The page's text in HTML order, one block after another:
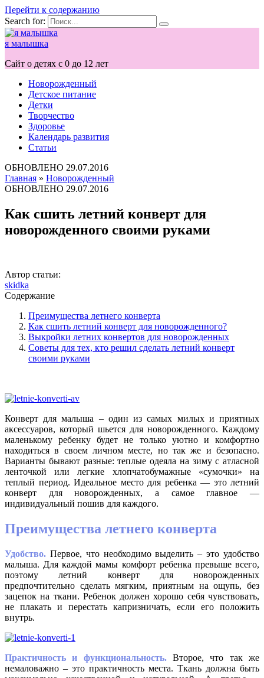
Перейти к содержанию
Search for:
я малышка
Сайт о детях с 0 до 12 лет
Новорожденный
Детское питание
Детки
Творчество
Здоровье
Календарь развития
Статьи
ОБНОВЛЕНО 29.07.2016
Главная » Новорожденный
ОБНОВЛЕНО 29.07.2016
Как сшить летний конверт для
новорожденного своими руками
Автор статьи:
skidka
Содержание
Преимущества летнего конверта
Как сшить летний конверт для новорожденного?
Выкройки летних конвертов для новорожденных
Советы для тех, кто решил сделать летний конверт
своими руками
Конверт для малыша – один из самых милых и приятных
аксессуаров, который шьется для новорожденного. Каждому
маленькому ребенку будет не только уютно и комфортно
находиться в своем личном месте, но так же и безопасно.
Варианты бывают разные: теплые одеяла на зиму с атласной
ленточкой или легкие хлопчатобумажные «сумочки» на
теплый период. Идеальное место для ребенка — это летний
конверт для новорожденных, а самое главное —
индивидуальный пошив для каждого.
Преимущества летнего конверта
Удобство. Первое, что необходимо выделить – это удобство
малыша. Для каждой мамы комфорт ребенка превыше всего,
поэтому летний конверт для новорожденных
предпочтительно сделать мягким, приятным на ощупь, без
зацепок на ткани. Ребенок должен хорошо себя чувствовать,
не плакать и перестать капризничать, если его положить
внутрь.
Практичность и функциональность.Второе, что так же
немаловажно – это практичность места. Ткань должна быть